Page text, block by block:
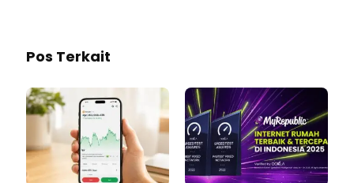
Pos Terkait